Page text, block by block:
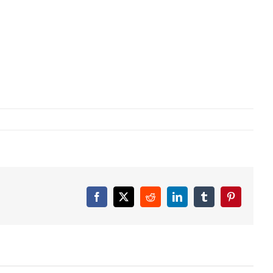
Facebook
X RedditLinkedInTumblrPinterest